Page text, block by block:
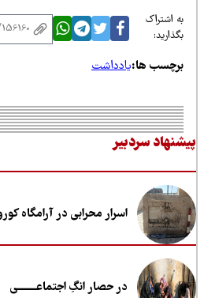
اشتراک
ها:یادداشت
سردبیر
اسرار محرابی در آرامگاه کوروش
در حصار انگِ اجتماعــــــــی